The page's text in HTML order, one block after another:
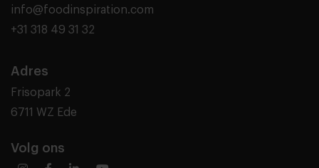
info@foodinspiration.com
+31 318 49 31 32
Adres
Frisopark 2
6711 WZ Ede
Volg ons